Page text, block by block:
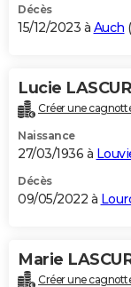
Décès
15/12/2023 à Auch (
Lucie
Créer une
Naissance
27/03/1936 à
Décès
09/05/2022 à
Marie
Créer une